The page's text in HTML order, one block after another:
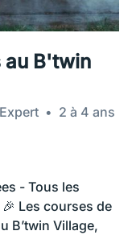
au B'twin
2 à 4 ans
- Tous les
Les courses de
B’twin Village,